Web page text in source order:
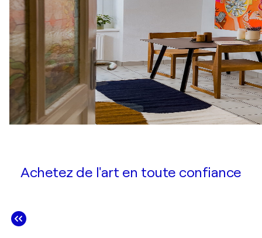
Achetez de l'art en toute confiance